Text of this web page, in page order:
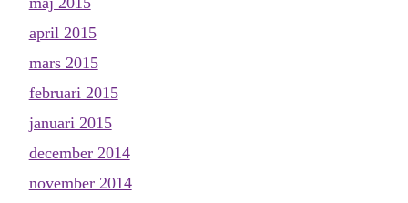
april 2015
mars 2015
februari 2015
januari 2015
december 2014
november 2014